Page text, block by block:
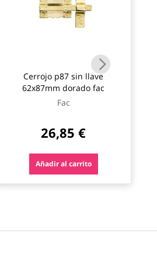
Cerrojo p87 sin llave
62x87mm dorado fac
Fac
26,85 €
Añadir al carrito